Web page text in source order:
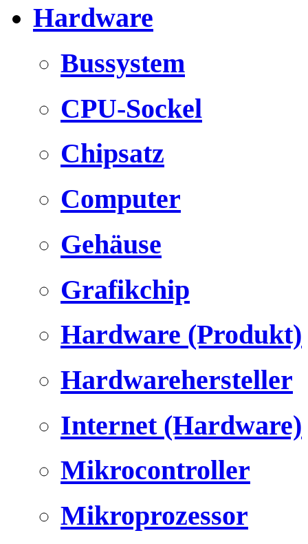
Hardware
Bussystem
CPU-Sockel
Chipsatz
Computer
Gehäuse
Grafikchip
Hardware (Produkt)
Hardwarehersteller
Internet (Hardware)
Mikrocontroller
Mikroprozessor